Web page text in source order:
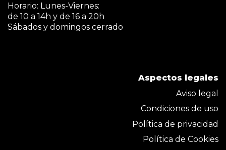
Horario: Lunes-Viernes:
de 10 a 14h y de 16 a 20h
Sábados y domingos cerrado
Aspectos legales
Aviso legal
Condiciones de uso
Política de privacidad
Política de Cookies